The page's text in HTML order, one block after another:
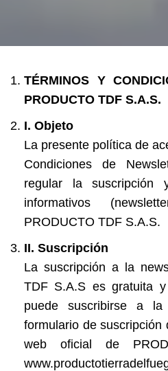
TÉRMINOS Y
PRODUCTO TDF S.A.S.
I. Objeto
La presente política de
Condiciones de
regular la suscripción
informativos
PRODUCTO TDF S.A.S.
II. Suscripción
La suscripción a la
TDF S.A.S es gratuita
puede suscribirse a
formulario de suscripción
web oficial de